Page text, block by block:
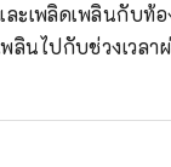
ละเพลิดเพลินกับ
ลินไปกับช่วงเวลา